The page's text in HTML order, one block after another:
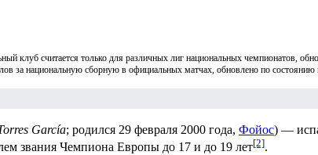
клуб считается только для различных лиг национальных чемпионатов,
за национальную сборную в официальных матчах, обновлено по состоянию
García; родился 29 февраля 2000 года, Фойос) —
звания Чемпиона Европы до 17 и до 19 лет[2].